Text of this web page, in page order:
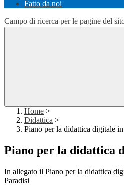
Fatto da noi
Campo di ricerca per le pagine del
Home >
Didattica >
Piano per la didattica digitale
Piano per la didattica
In allegato il Piano per la didattica
Paradisi